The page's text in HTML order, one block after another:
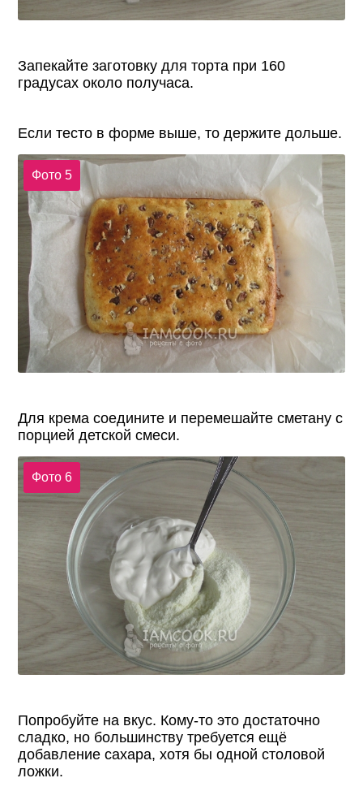
Запекайте заготовку для торта при 160
градусах около получаса.
Если тесто в форме выше, то держите дольше.
Фото 5
Для крема соедините и перемешайте сметану с
порцией детской смеси.
Фото 6
Попробуйте на вкус. Кому-то это достаточно
сладко, но большинству требуется ещё
добавление сахара, хотя бы одной столовой
ложки.